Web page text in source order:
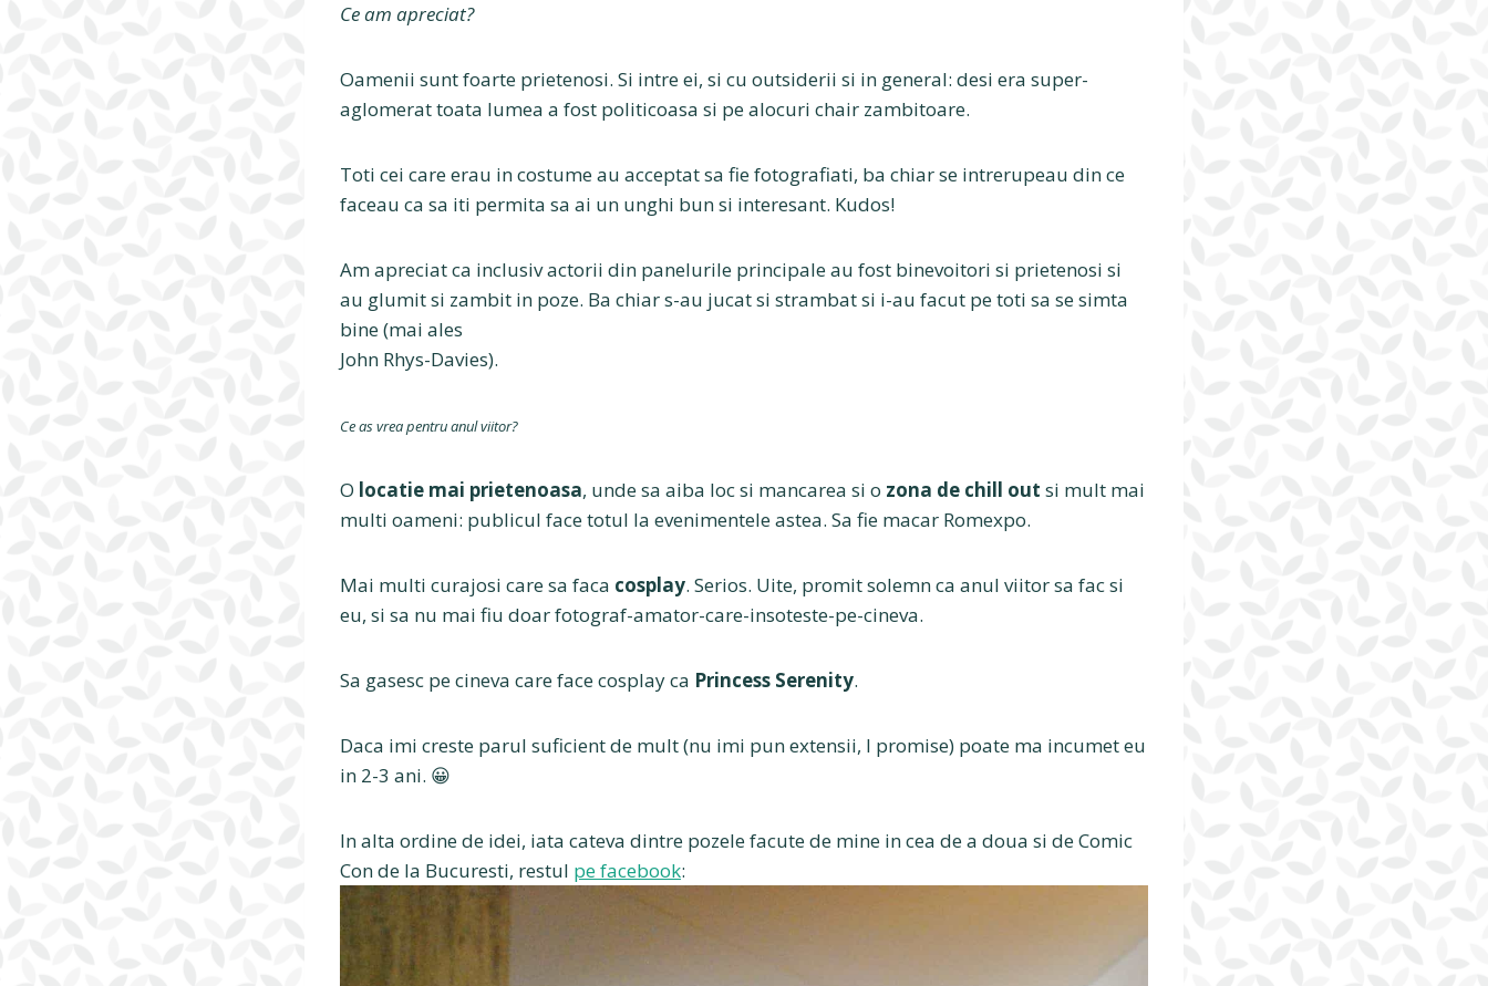
Ce am apreciat?
Oamenii sunt foarte prietenosi. Si intre ei, si cu outsiderii si in general: desi era super-
aglomerat toata lumea a fost politicoasa si pe alocuri chair zambitoare.
Toti cei care erau in costume au acceptat sa fie fotografiati, ba chiar se intrerupeau din ce
faceau ca sa iti permita sa ai un unghi bun si interesant. Kudos!
Am apreciat ca inclusiv actorii din panelurile principale au fost binevoitori si prietenosi si
au glumit si zambit in poze. Ba chiar s-au jucat si strambat si i-au facut pe toti sa se simta
bine (mai ales
John Rhys-Davies).
Ce as vrea pentru anul viitor?
O locatie mai prietenoasa, unde sa aiba loc si mancarea si o zona de chill out si mult mai
multi oameni: publicul face totul la evenimentele astea. Sa fie macar Romexpo.
Mai multi curajosi care sa faca cosplay. Serios. Uite, promit solemn ca anul viitor sa fac si
eu, si sa nu mai fiu doar fotograf-amator-care-insoteste-pe-cineva.
Sa gasesc pe cineva care face cosplay ca Princess Serenity.
Daca imi creste parul suficient de mult (nu imi pun extensii, I promise) poate ma incumet eu
in 2-3 ani. 😀
In alta ordine de idei, iata cateva dintre pozele facute de mine in cea de a doua si de Comic
Con de la Bucuresti, restul pe facebook: